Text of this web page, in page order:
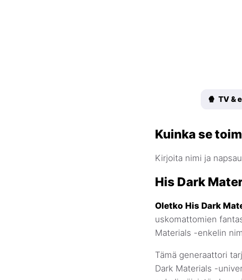
🍿 TV &
Kuinka se
Kirjoita nimi ja
His Dark
Oletko His Dark
uskomattomien
Materials -enkelin
Tämä generaattori
Dark Materials -